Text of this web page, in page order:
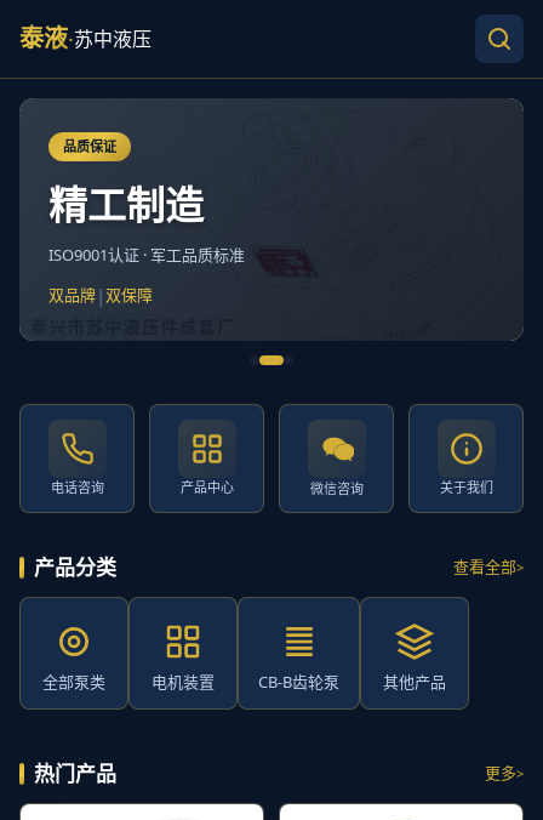
泰液·苏中液压
品质保证
精工制造
ISO9001认证 · 军工品质标准
双品牌|双保障
电话咨询 产品中心 微信咨询 关于我们
产品分类 查看全部
全部泵类 电机装置 CB-B齿轮泵 其他产品
热门产品 更多